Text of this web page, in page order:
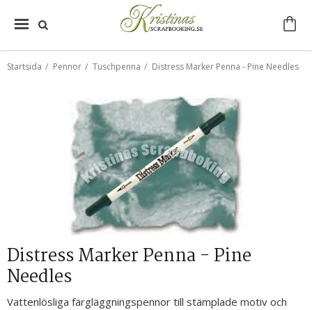
Startsida / Pennor / Tuschpenna / Distress Marker Penna - Pine Needles
Distress Marker Penna - Pine
Needles
Vattenlösliga färgläggningspennor till stämplade motiv och